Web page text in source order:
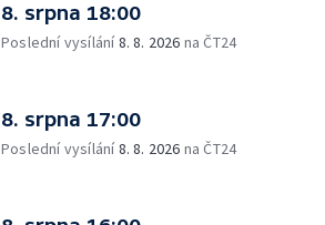
8. srpna 18:00
Poslední vysílání8. 8. 2026 na ČT24
8. srpna 17:00
Poslední vysílání8. 8. 2026 na ČT24